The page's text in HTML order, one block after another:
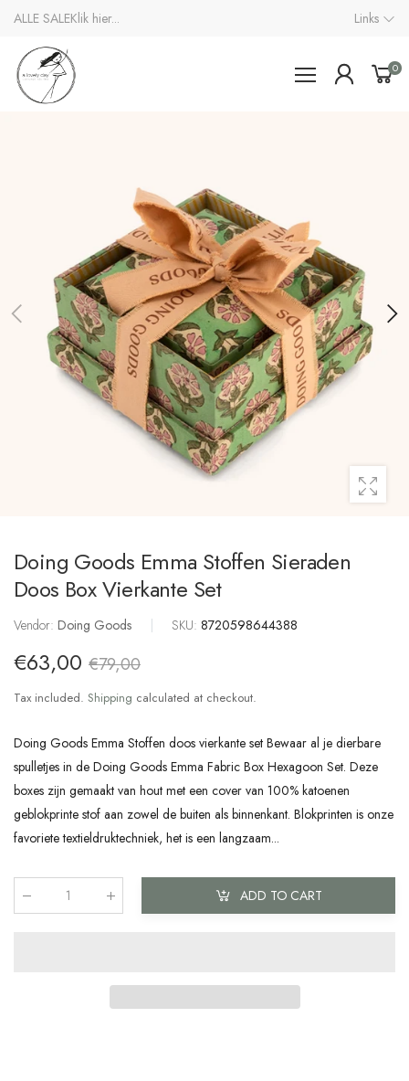
ALLE SALEKlik hier... Links
0
Doing Goods Emma Stoffen Sieraden
Doos Box Vierkante Set
Vendor: Doing Goods SKU: 8720598644388
€63,00 €79,00
Tax included. Shipping calculated at checkout.
Doing Goods Emma Stoffen doos vierkante set Bewaar al je dierbare
spulletjes in de Doing Goods Emma Fabric Box Hexagoon Set. Deze
boxes zijn gemaakt van hout met een cover van 100% katoenen
geblokprinte stof aan zowel de buiten als binnenkant. Blokprinten is onze
favoriete textieldruktechniek, het is een langzaam...
ADD TO CART